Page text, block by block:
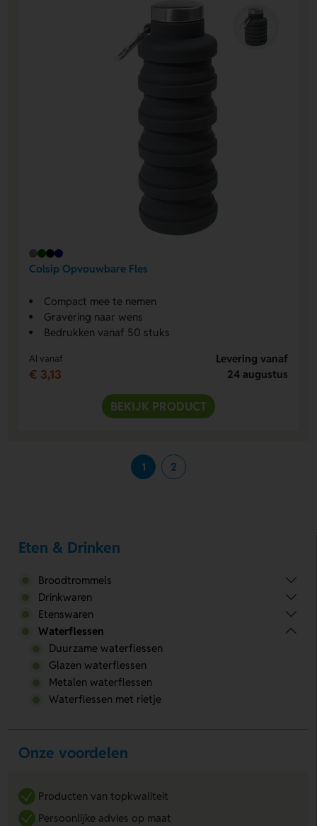
Colsip Opvouwbare Fles
Compact mee te nemen
Gravering naar wens
Bedrukken vanaf 50 stuks
Al vanaf
€ 3,13
Levering vanaf
24 augustus
BEKIJK PRODUCT
1 2
Eten & Drinken
Broodtrommels
Drinkwaren
Etenswaren
Waterflessen
Duurzame waterflessen
Glazen waterflessen
Metalen waterflessen
Waterflessen met rietje
Onze voordelen
Producten van topkwaliteit
Persoonlijke advies op maat